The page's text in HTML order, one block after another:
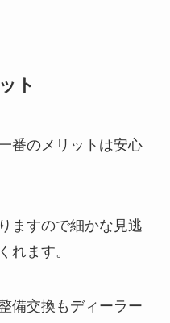
ト
番のメリットは安心
ますので細かな見逃
れます。
備交換もディーラー